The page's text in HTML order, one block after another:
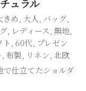
ュラル
きめ, 大人, バッグ,
, レディース, 無地,
ト, 60代, プレゼン
, 布製, リネン, 北欧
で仕立てたショルダ